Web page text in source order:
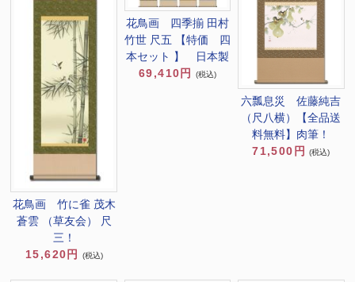
花鳥画 竹に雀 茂木
蒼雲 （草友会） 尺
三！
15,620円
(税込)
花鳥画 四季揃 田村
竹世 尺五 【特価 四
本セット 】 日本製
69,410円
(税込)
六瓢息災 佐藤純吉
（尺八横）【全品送
料無料】肉筆！
71,500円
(税込)